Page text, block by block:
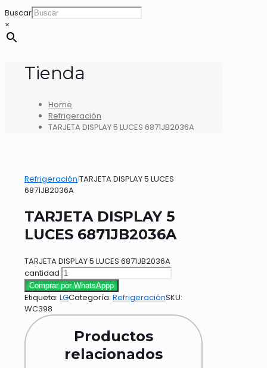
Buscar
×
Tienda
Home
Refrigeración
TARJETA DISPLAY 5 LUCES 6871JB2036A
Refrigeración|TARJETA DISPLAY 5 LUCES
6871JB2036A
TARJETA DISPLAY 5
LUCES 6871JB2036A
TARJETA DISPLAY 5 LUCES 6871JB2036A
cantidad
Comprar por WhatsAppp
Etiqueta: LGCategoría: RefrigeraciónSKU:
WC398
Productos
relacionados